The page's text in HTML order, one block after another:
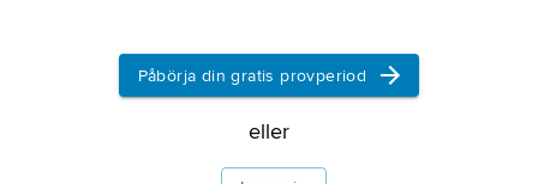
Information om artikeln
Påbörja din gratis provperiod
eller